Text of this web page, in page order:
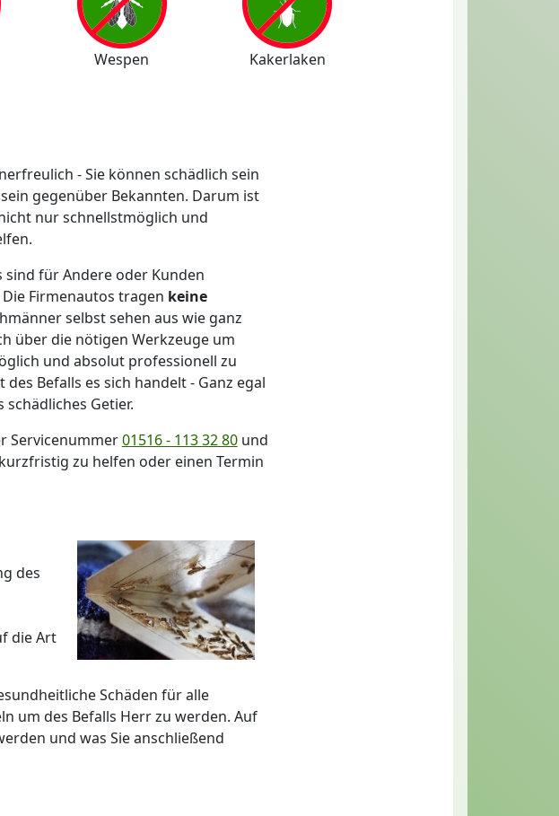
Wespen Kakerlaken
- Sie können schädlich sein
gegenüber Bekannten. Darum ist
nur schnellstmöglich und
für Andere oder Kunden
Firmenautos tragen keine
selbst sehen aus wie ganz
über die nötigen Werkzeuge um
und absolut professionell zu
Befalls es sich handelt - Ganz egal
Getier.
Servicenummer01516 - 113 32 80und
zu helfen oder einen Termin
des
die Art
Schäden für alle
um des Befalls Herr zu werden. Auf
und was Sie anschließend